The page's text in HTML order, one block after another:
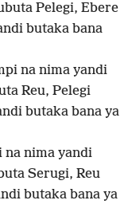
Pelegi, Ebere
butaka bana
na nima yandi
Reu, Pelegi
butaka bana ya
na nima yandi
Serugi, Reu
butaka bana ya